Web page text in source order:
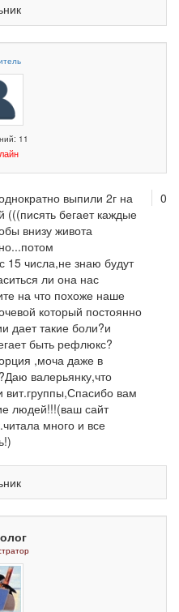
11
0
выпили 2г на
(((писять бегает каждые
внизу живота
15 числа,не знаю будут
ли она нас
на что похоже наше
который постоянно
дает такие боли?и
быть рефлюкс?
,моча даже в
валерьянку,что
вам
людей!!!(ваш сайт
много и все